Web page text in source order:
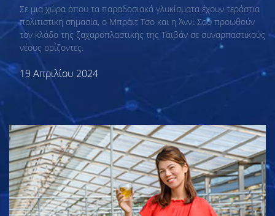
Σε μια χώρα όπου τα παραδοσιακά γλυκίσματα έχουν τεράστια
πολιτιστική σημασία, ο Μπράιτ Τσο και η Άννι Σου προωθούν
τον κλάδο της ζαχαροπλαστικής της Ταϊβάν σε συναρπαστικούς
νέους ορίζοντες.
19 Απριλίου 2024